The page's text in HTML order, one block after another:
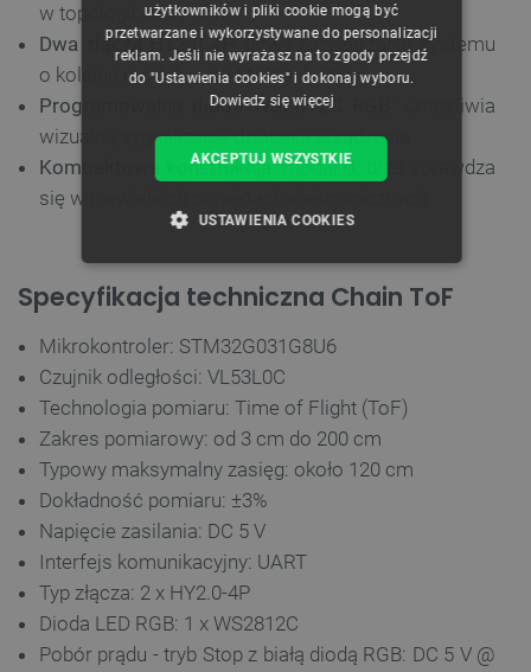
w topologii daisy-chain
Dwa złącza HY2.0-4P: łatwe rozszerzanie systemu
o kolejne moduły serii M5Stack Chain
Programowalna dioda WS2812C RGB
: umożliwia
wizualną sygnalizację działania urządzenia
Kompaktowa konstrukcja : moduł dobrze sprawdza
się w niewielkich projektach elektronicznych
Specyfikacja techniczna Chain ToF
Mikrokontroler: STM32G031G8U6
Czujnik odległości: VL53L0C
Technologia pomiaru: Time of Flight (ToF)
Zakres pomiarowy: od 3 cm do 200 cm
Typowy maksymalny zasięg: około 120 cm
Dokładność pomiaru: ±3%
Napięcie zasilania: DC 5 V
Interfejs komunikacyjny: UART
Typ złącza: 2 x HY2.0-4P
Dioda LED RGB: 1 x WS2812C
Pobór prądu - tryb Stop z białą diodą RGB: DC 5 V @
użytkowników i pliki cookie mogą być
przetwarzane i wykorzystywane do personalizacji
reklam. Jeśli nie wyrażasz na to zgody przejdź
do "Ustawienia cookies" i dokonaj wyboru.
Dowiedz się więcej
AKCEPTUJ WSZYSTKIE
USTAWIENIA COOKIES
FUNKCJONALNOŚĆ
Niezbędne Wydajność
Funkcjonalność
Niezbędne pliki cookie umożliwiają korzystanie z
podstawowych funkcji strony internetowej, takich
Bez niezbędnych plików cookie nie można
prawidłowo korzystać ze strony internetowej.